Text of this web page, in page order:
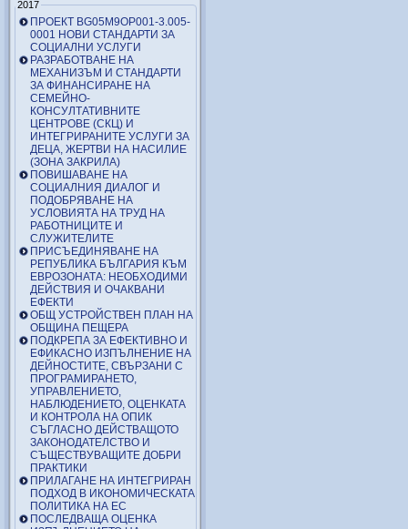
2017
ПРОЕКТ BG05M9OP001-3.005-
0001 НОВИ СТАНДАРТИ ЗА
СОЦИАЛНИ УСЛУГИ
РАЗРАБОТВАНЕ НА
МЕХАНИЗЪМ И СТАНДАРТИ
ЗА ФИНАНСИРАНЕ НА
СЕМЕЙНО-
КОНСУЛТАТИВНИТЕ
ЦЕНТРОВЕ (СКЦ) И
ИНТЕГРИРАНИТЕ УСЛУГИ ЗА
ДЕЦА, ЖЕРТВИ НА НАСИЛИЕ
(ЗОНА ЗАКРИЛА)
ПОВИШАВАНЕ НА
СОЦИАЛНИЯ ДИАЛОГ И
ПОДОБРЯВАНЕ НА
УСЛОВИЯТА НА ТРУД НА
РАБОТНИЦИТЕ И
СЛУЖИТЕЛИТЕ
ПРИСЪЕДИНЯВАНЕ НА
РЕПУБЛИКА БЪЛГАРИЯ КЪМ
ЕВРОЗОНАТА: НЕОБХОДИМИ
ДЕЙСТВИЯ И ОЧАКВАНИ
ЕФЕКТИ
ОБЩ УСТРОЙСТВЕН ПЛАН НА
ОБЩИНА ПЕЩЕРА
ПОДКРЕПА ЗА ЕФЕКТИВНО И
ЕФИКАСНО ИЗПЪЛНЕНИЕ НА
ДЕЙНОСТИТЕ, СВЪРЗАНИ С
ПРОГРАМИРАНЕТО,
УПРАВЛЕНИЕТО,
НАБЛЮДЕНИЕТО, ОЦЕНКАТА
И КОНТРОЛА НА ОПИК
СЪГЛАСНО ДЕЙСТВАЩОТО
ЗАКОНОДАТЕЛСТВО И
СЪЩЕСТВУВАЩИТЕ ДОБРИ
ПРАКТИКИ
ПРИЛАГАНЕ НА ИНТЕГРИРАН
ПОДХОД В ИКОНОМИЧЕСКАТА
ПОЛИТИКА НА ЕС
ПОСЛЕДВАЩА ОЦЕНКА